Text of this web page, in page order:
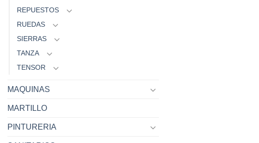
REPUESTOS
RUEDAS
SIERRAS
TANZA
TENSOR
MAQUINAS
MARTILLO
PINTURERIA